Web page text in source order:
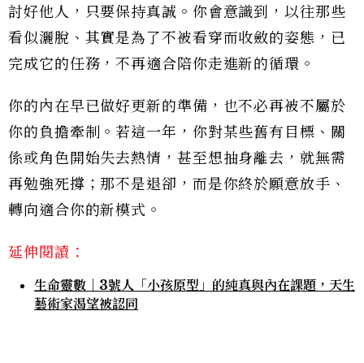
討好他人，只要保持真誠。你會意識到，以往那些
看似灑脫、其實是為了不被看穿而收斂的姿態，已
完成它的任務，不再適合陪你走進新的循環。
你的內在早已做好更新的準備，也不必再被不屬於
你的負擔牽制。若這一年，你對某些舊有目標、關
係或角色開始失去熱情，甚至想抽身離去，就無需
再勉強死撐；那不是退卻，而是你終於願意放手、
轉向適合你的新模式。
延伸閱讀：
生命靈數｜3號人「小孩原型」的純真與內在課題，天生
藝術家渴望被認同